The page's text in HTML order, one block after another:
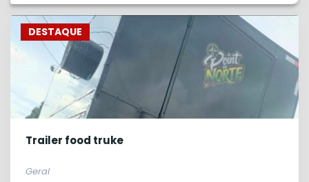
DESTAQUE
Trailer food truke
Geral